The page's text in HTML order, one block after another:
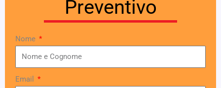
Preventivo
Nome
Email